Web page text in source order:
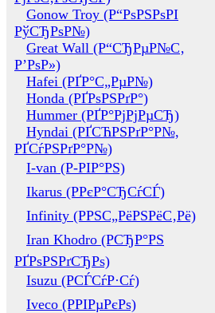
Gonow Troy (Р“РѕРЅРѕРІ
РўСЂРѕР№)
Great Wall (Р“СЂРµР№С‚
Р’РѕР»)
Hafei (РҐР°С„РµР№)
Honda (РҐРѕРЅРґР°)
Hummer (РҐР°РјРјРµСЂ)
Hyndai (РҐСЋРЅРґР°Р№,
РҐСѓРЅРґР°Р№)
I-van (Р-РІР°РЅ)
Ikarus (РРєР°СЂСѓСЃ)
Infinity (РРЅС„РёРЅРёС‚Рё)
Iran Khodro (РСЂР°РЅ
РҐРѕРЅРґСЂРѕ)
Isuzu (РСЃСѓР·Сѓ)
Iveco (РРІРµРєРѕ)